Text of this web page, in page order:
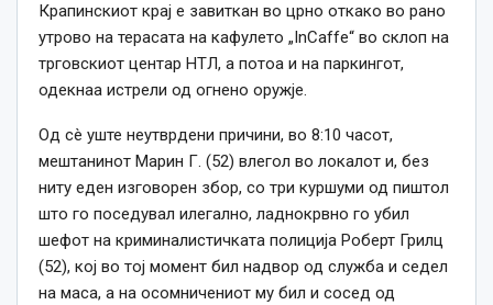
Крапинскиот крај е завиткан во црно откако во рано
утрово на терасата на кафулето „InCaffe“ во склоп на
трговскиот центар НТЛ, а потоа и на паркингот,
одекнаа истрели од огнено оружје.
Од сè уште неутврдени причини, во 8:10 часот,
мештанинот Марин Г. (52) влегол во локалот и, без
ниту еден изговорен збор, со три куршуми од пиштол
што го поседувал илегално, ладнокрвно го убил
шефот на криминалистичката полиција Роберт Грилц
(52), кој во тој момент бил надвор од служба и седел
на маса, а на осомничениот му бил и сосед од